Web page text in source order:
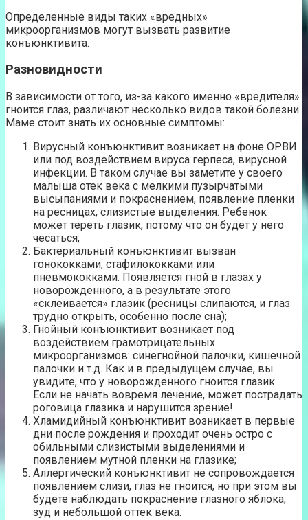
Определенные виды таких «вредных»
микроорганизмов могут вызвать развитие
конъюнктивита.
Разновидности
В зависимости от того, из-за какого именно «вредителя»
гноится глаз, различают несколько видов такой болезни.
Маме стоит знать их основные симптомы:
Вирусный конъюнктивит возникает на фоне ОРВИ
или под воздействием вируса герпеса, вирусной
инфекции. В таком случае вы заметите у своего
малыша отек века с мелкими пузырчатыми
высыпаниями и покраснением, появление пленки
на ресницах, слизистые выделения. Ребенок
может тереть глазик, потому что он будет у него
чесаться;
Бактериальный конъюнктивит вызван
гонококками, стафилококками или
пневмококками. Появляется гной в глазах у
новорожденного, а в результате этого
«склеивается» глазик (ресницы слипаются, и глаз
трудно открыть, особенно после сна);
Гнойный конъюнктивит возникает под
воздействием грамотрицательных
микроорганизмов: синегнойной палочки, кишечной
палочки и т.д. Как и в предыдущем случае, вы
увидите, что у новорожденного гноится глазик.
Если не начать вовремя лечение, может пострадать
роговица глазика и нарушится зрение!
Хламидийный конъюнктивит возникает в первые
дни после рождения и проходит очень остро с
обильными слизистыми выделениями и
появлением мутной пленки на глазике;
Аллергический конъюнктивит не сопровождается
появлением слизи, глаз не гноится, но при этом вы
будете наблюдать покраснение глазного яблока,
зуд и небольшой оттек века.